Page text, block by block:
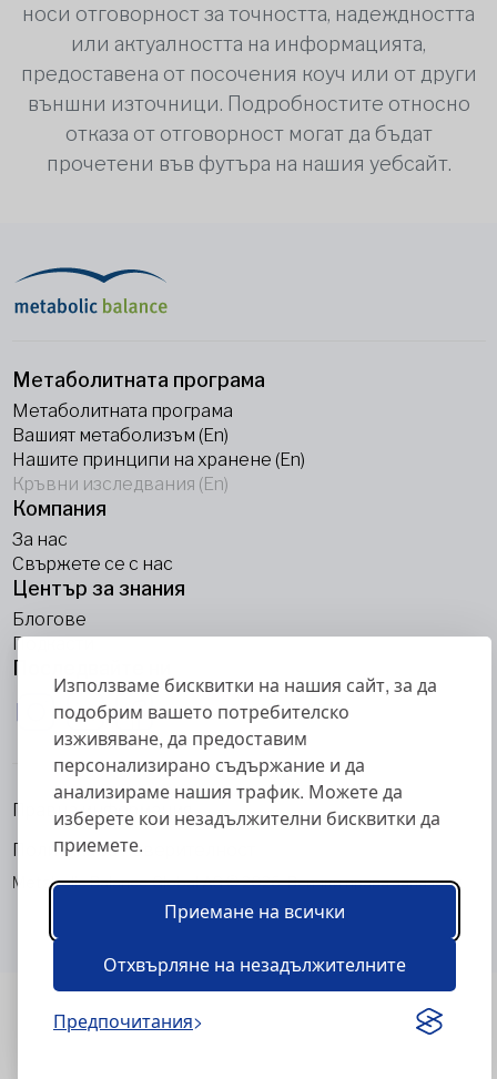
Използваме бисквитки на нашия сайт, за да
подобрим вашето потребителско
изживяване, да предоставим
персонализирано съдържание и да
анализираме нашия трафик. Можете да
изберете кои незадължителни бисквитки да
приемете.
Приемане на всички
Отхвърляне на незадължителните
Предпочитания
носи отговорност за точността, надеждността
или актуалността на информацията,
предоставена от посочения коуч или от други
външни източници. Подробностите относно
отказа от отговорност могат да бъдат
прочетени във футъра на нашия уебсайт.
Метаболитната програма
Метаболитната програма
Вашият метаболизъм (En)
Нашите принципи на хранене (En)
Кръвни изследвания (En)
Компания
За нас
Свържете се с нас
Център за знания
Блогове
Подкасти
Последвайте ни
Metabolic Balance Global AG © 2026. Всички права запазени.
Правна информация
Политика за поверителност